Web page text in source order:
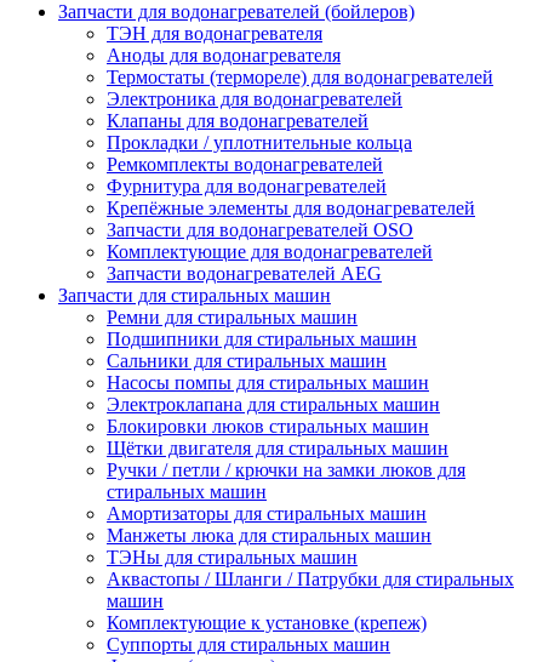
Запчасти для водонагревателей (бойлеров)
ТЭН для водонагревателя
Аноды для водонагревателя
Термостаты (термореле) для водонагревателей
Электроника для водонагревателей
Клапаны для водонагревателей
Прокладки / уплотнительные кольца
Ремкомплекты водонагревателей
Фурнитура для водонагревателей
Крепёжные элементы для водонагревателей
Запчасти для водонагревателей OSO
Комплектующие для водонагревателей
Запчасти водонагревателей AEG
Запчасти для стиральных машин
Ремни для стиральных машин
Подшипники для стиральных машин
Сальники для стиральных машин
Насосы помпы для стиральных машин
Электроклапана для стиральных машин
Блокировки люков стиральных машин
Щётки двигателя для стиральных машин
Ручки / петли / крючки на замки люков для
стиральных машин
Амортизаторы для стиральных машин
Манжеты люка для стиральных машин
ТЭНы для стиральных машин
Аквастопы / Шланги / Патрубки для стиральных
машин
Комплектующие к установке (крепеж)
Суппорты для стиральных машин